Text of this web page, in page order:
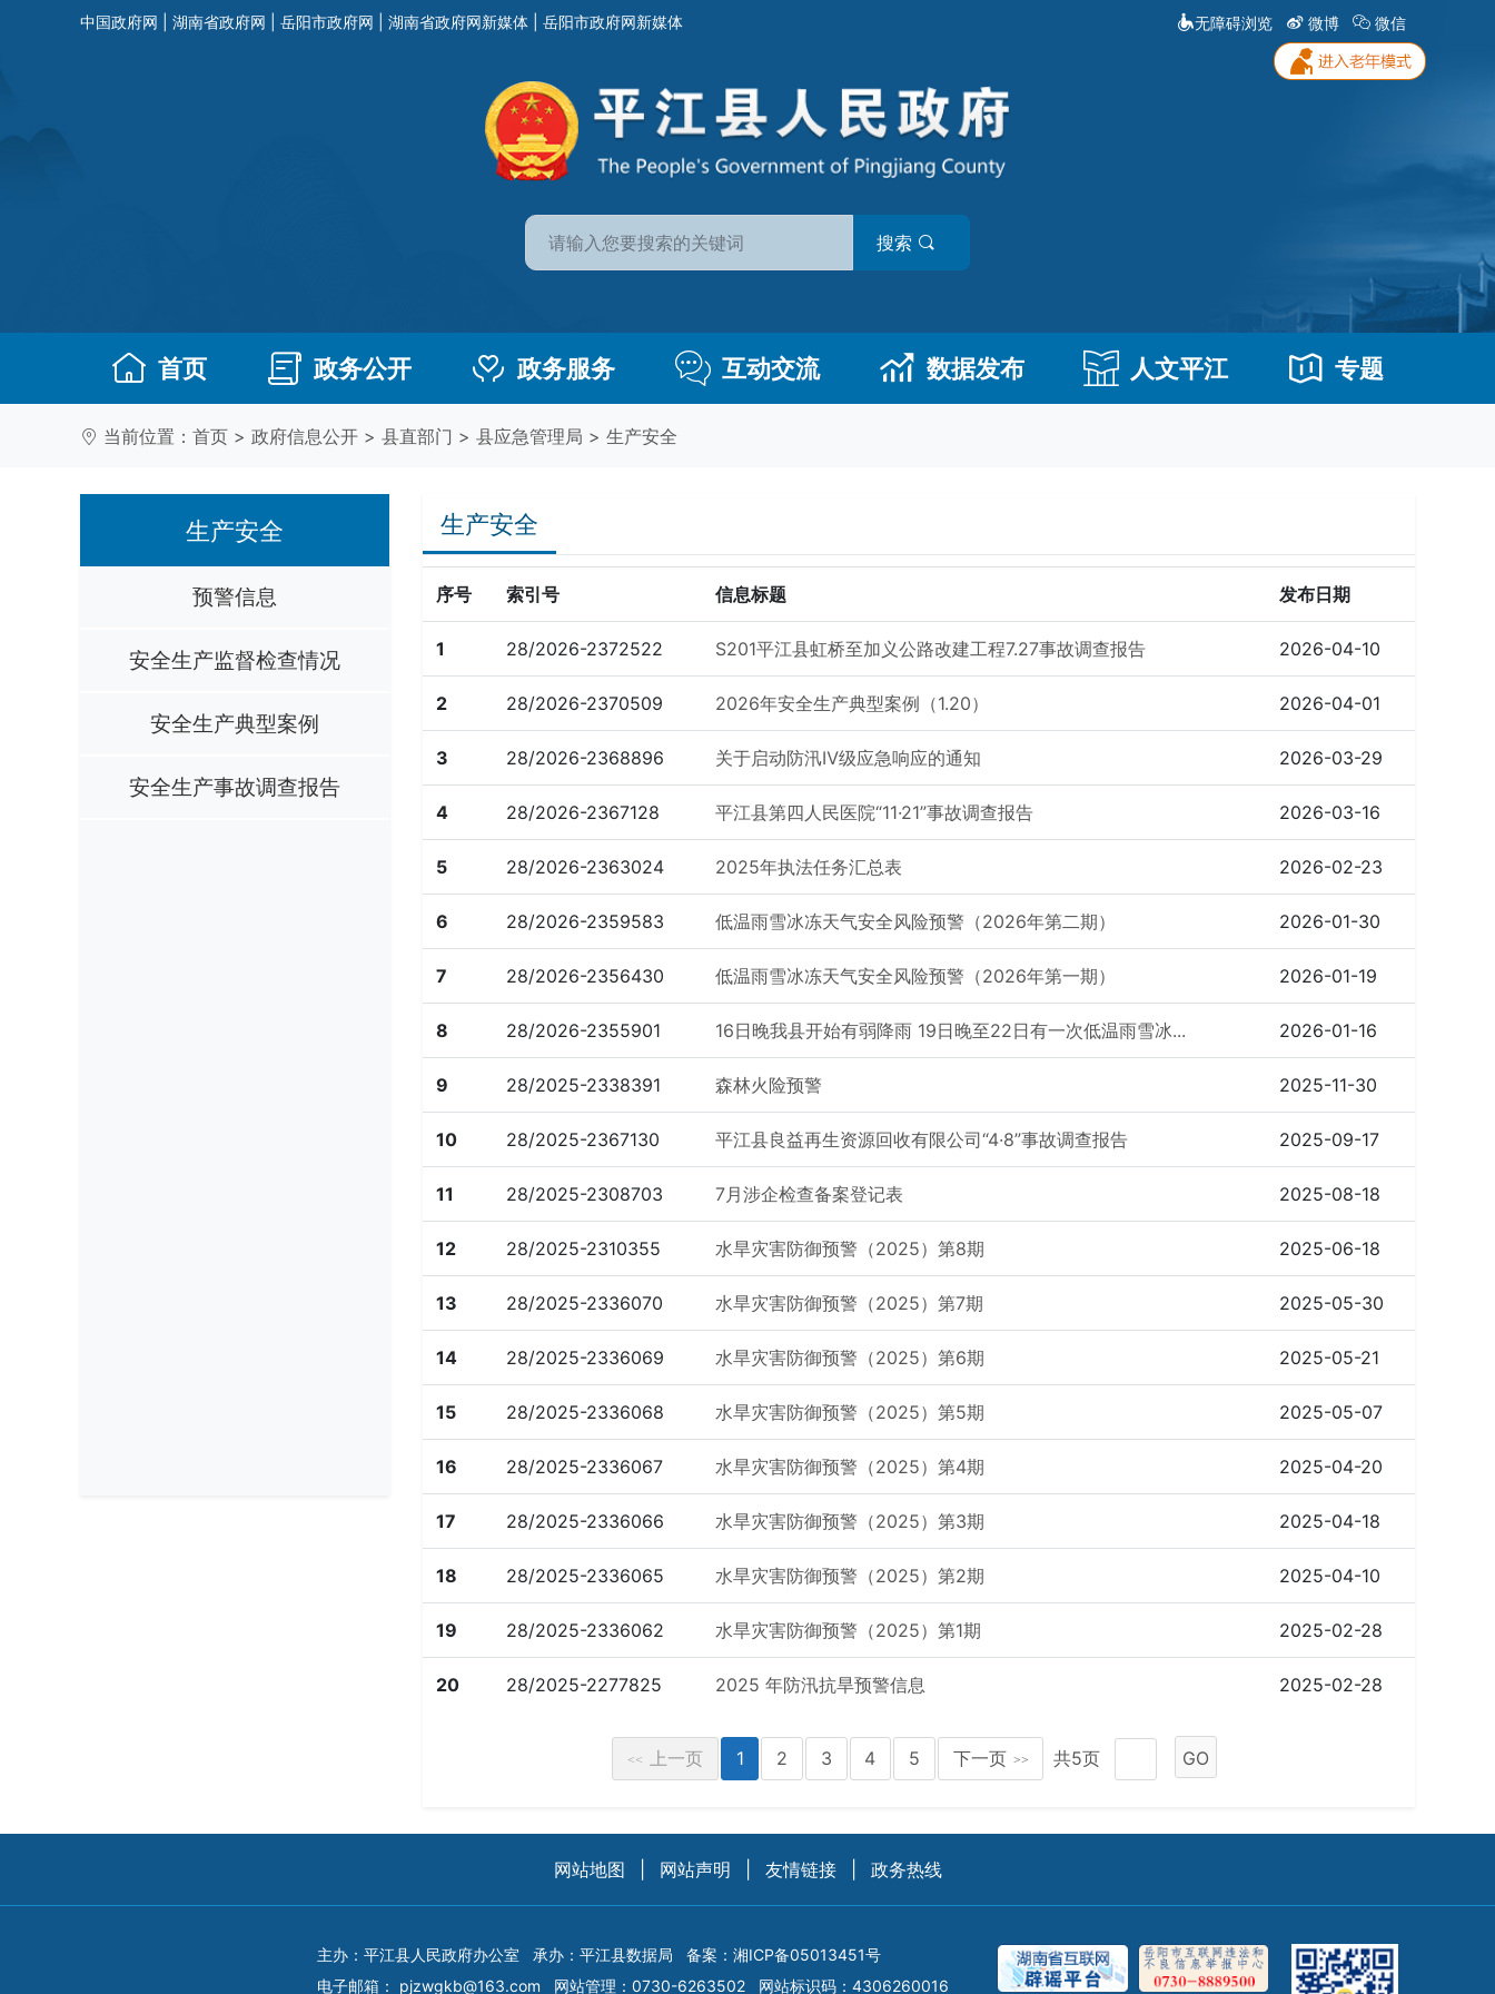
中国政府网 湖南省政府网 岳阳市政府网 湖南省政府网新媒体 岳阳市政府网新媒体 无障碍浏览 微博 微信
搜索
首页 政务公开 政务服务 互动交流 数据发布 人文平江 专题
当前位置： 首页 > 政府信息公开 > 县直部门 > 县应急管理局 > 生产安全
生产安全
预警信息
安全生产监督检查情况
安全生产典型案例
安全生产事故调查报告
生产安全
序号 索引号 信息标题 发布日期
1 28/2026-2372522 S201平江县虹桥至加义公路改建工程7.27事故调查报告 2026-04-10
2 28/2026-2370509 2026年安全生产典型案例（1.20） 2026-04-01
3 28/2026-2368896 关于启动防汛Ⅳ级应急响应的通知 2026-03-29
4 28/2026-2367128 平江县第四人民医院“11·21”事故调查报告 2026-03-16
5 28/2026-2363024 2025年执法任务汇总表 2026-02-23
6 28/2026-2359583 低温雨雪冰冻天气安全风险预警（2026年第二期） 2026-01-30
7 28/2026-2356430 低温雨雪冰冻天气安全风险预警（2026年第一期） 2026-01-19
8 28/2026-2355901 16日晚我县开始有弱降雨 19日晚至22日有一次低温雨雪冰... 2026-01-16
9 28/2025-2338391 森林火险预警 2025-11-30
10 28/2025-2367130 平江县良益再生资源回收有限公司“4·8”事故调查报告 2025-09-17
11 28/2025-2308703 7月涉企检查备案登记表 2025-08-18
12 28/2025-2310355 水旱灾害防御预警（2025）第8期 2025-06-18
13 28/2025-2336070 水旱灾害防御预警（2025）第7期 2025-05-30
14 28/2025-2336069 水旱灾害防御预警（2025）第6期 2025-05-21
15 28/2025-2336068 水旱灾害防御预警（2025）第5期 2025-05-07
16 28/2025-2336067 水旱灾害防御预警（2025）第4期 2025-04-20
17 28/2025-2336066 水旱灾害防御预警（2025）第3期 2025-04-18
18 28/2025-2336065 水旱灾害防御预警（2025）第2期 2025-04-10
19 28/2025-2336062 水旱灾害防御预警（2025）第1期 2025-02-28
20 28/2025-2277825 2025 年防汛抗旱预警信息 2025-02-28
<< 上一页 1 2 3 4 5 下一页 >> 共5页 GO
网站地图 网站声明 友情链接 政务热线
主办：平江县人民政府办公室 承办：平江县数据局 备案： 湘ICP备05013451号
电子邮箱： pjzwgkb@163.com 网站管理：0730-6263502 网站标识码：4306260016